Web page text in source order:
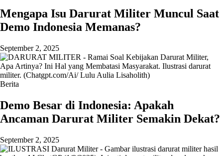
Mengapa Isu Darurat Militer Muncul Saat
Demo Indonesia Memanas?
September 2, 2025
Berita
Demo Besar di Indonesia: Apakah
Ancaman Darurat Militer Semakin Dekat?
September 2, 2025